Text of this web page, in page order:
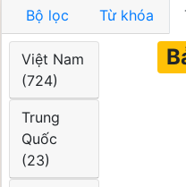
Bộ lọc Từ khóa
Việt Nam
(724)
Trung
Quốc
(23)